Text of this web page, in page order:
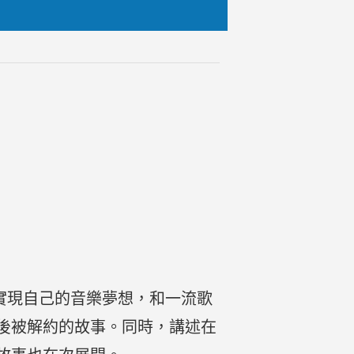
現自己的音樂夢想，和一流歌
被解約的故事。同時，講述在